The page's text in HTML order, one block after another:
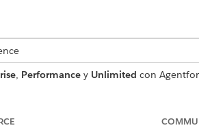
, Performancey Unlimited con
con la plantilla.